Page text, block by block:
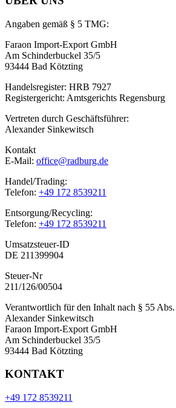
Angaben gemäß § 5 TMG:
Faraon Import-Export GmbH
Am Schinderbuckel 35/5
93444 Bad Kötzting
Handelsregister: HRB 7927
Registergericht: Amtsgerichts Regensburg
Vertreten durch Geschäftsführer:
Alexander Sinkewitsch
Kontakt
E-Mail: office@radburg.de
Handel/Trading:
Telefon: +49 172 8539211
Entsorgung/Recycling:
Telefon: +49 172 8539211
Umsatzsteuer-ID
DE 211399904
Steuer-Nr
211/126/00504
Verantwortlich für den Inhalt nach § 55
Alexander Sinkewitsch
Faraon Import-Export GmbH
Am Schinderbuckel 35/5
93444 Bad Kötzting
KONTAKT
+49 172 8539211